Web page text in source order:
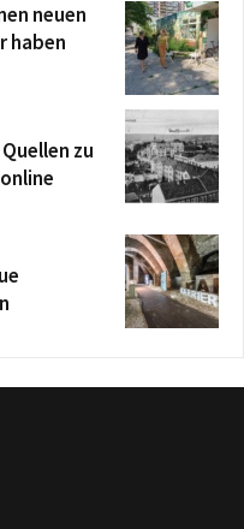
neuen
haben
zu